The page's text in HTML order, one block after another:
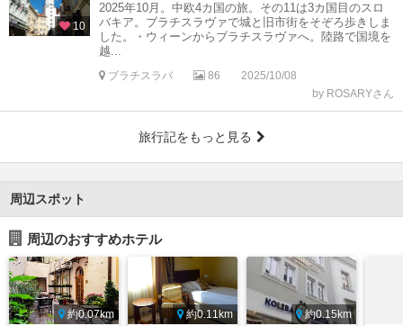
10
2025年10月。中欧4カ国の旅。その11は3カ国目のスロ
バキア。ブラチスラヴァで城と旧市街をそぞろ歩きしま
した。・ウィーンからブラチスラヴァへ。陸路で国境を
越...
ブラチスラバ 86
2025/10/08
by ROSARYさん
旅行記をもっと見る
周辺スポット
周辺のおすすめホテル
約0.07km
約0.11km
約0.15km